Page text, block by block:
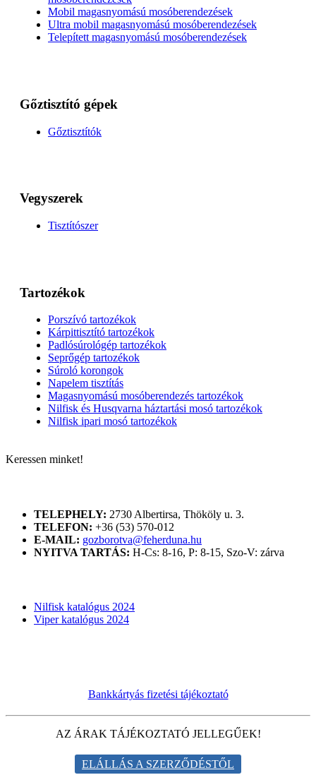
Mobil magasnyomású mosóberendezések
Ultra mobil magasnyomású mosóberendezések
Telepített magasnyomású mosóberendezések
Gőztisztító gépek
Gőztisztítók
Vegyszerek
Tisztítószer
Tartozékok
Porszívó tartozékok
Kárpittisztító tartozékok
Padlósúrológép tartozékok
Seprőgép tartozékok
Súroló korongok
Napelem tisztítás
Magasnyomású mosóberendezés tartozékok
Nilfisk és Husqvarna háztartási mosó tartozékok
Nilfisk ipari mosó tartozékok
Keressen minket!
TELEPHELY: 2730 Albertirsa, Thököly u. 3.
TELEFON: +36 (53) 570-012
E-MAIL: gozborotva@feherduna.hu
NYITVA TARTÁS: H-Cs: 8-16, P: 8-15, Szo-V: zárva
Nilfisk katalógus 2024
Viper katalógus 2024
Bankkártyás fizetési tájékoztató
AZ ÁRAK TÁJÉKOZTATÓ JELLEGŰEK!
ELÁLLÁS A SZERZŐDÉSTŐL